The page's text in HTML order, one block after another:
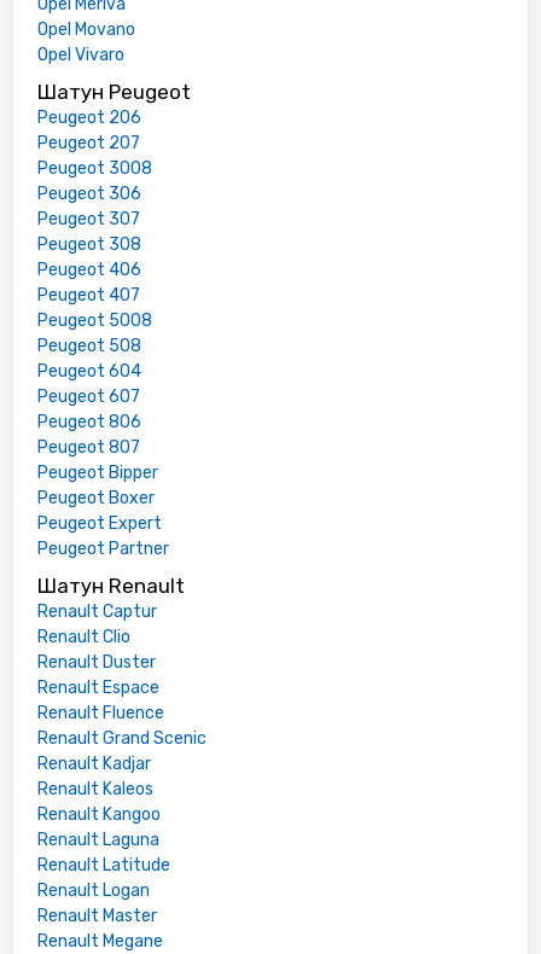
Opel Meriva
Opel Movano
Opel Vivaro
Шатун Peugeot
Peugeot 206
Peugeot 207
Peugeot 3008
Peugeot 306
Peugeot 307
Peugeot 308
Peugeot 406
Peugeot 407
Peugeot 5008
Peugeot 508
Peugeot 604
Peugeot 607
Peugeot 806
Peugeot 807
Peugeot Bipper
Peugeot Boxer
Peugeot Expert
Peugeot Partner
Шатун Renault
Renault Captur
Renault Clio
Renault Duster
Renault Espace
Renault Fluence
Renault Grand Scenic
Renault Kadjar
Renault Kaleos
Renault Kangoo
Renault Laguna
Renault Latitude
Renault Logan
Renault Master
Renault Megane